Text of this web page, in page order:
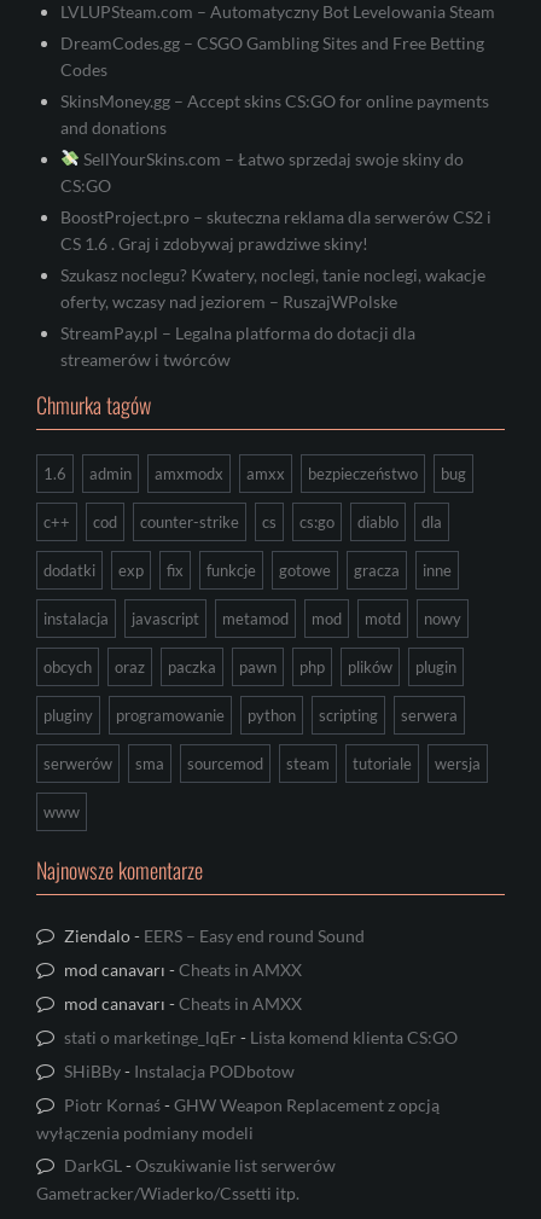
LVLUPSteam.com – Automatyczny Bot Levelowania Steam
DreamCodes.gg – CSGO Gambling Sites and Free Betting
Codes
SkinsMoney.gg – Accept skins CS:GO for online payments
and donations
SellYourSkins.com – Łatwo sprzedaj swoje skiny do
CS:GO
BoostProject.pro – skuteczna reklama dla serwerów CS2 i
CS 1.6 . Graj i zdobywaj prawdziwe skiny!
Szukasz noclegu? Kwatery, noclegi, tanie noclegi, wakacje
oferty, wczasy nad jeziorem – RuszajWPolske
StreamPay.pl – Legalna platforma do dotacji dla
streamerów i twórców
Chmurka tagów
1.6 admin amxmodx amxx bezpieczeństwo bug
c++ cod counter-strike cs cs:go diablo dla
dodatki exp fix funkcje gotowe gracza inne
instalacja javascript metamod mod motd nowy
obcych oraz paczka pawn php plików plugin
pluginy programowanie python scripting serwera
serwerów sma sourcemod steam tutoriale wersja
www
Najnowsze komentarze
Ziendalo- EERS – Easy end round Sound
mod canavarı -Cheats in AMXX
mod canavarı -Cheats in AMXX
stati o marketinge_lqEr - Lista komend klienta CS:GO
SHiBBy- Instalacja PODbotow
Piotr Kornaś-GHW Weapon Replacement z opcją
wyłączenia podmiany modeli
DarkGL -Oszukiwanie list serwerów
Gametracker/Wiaderko/Cssetti itp.